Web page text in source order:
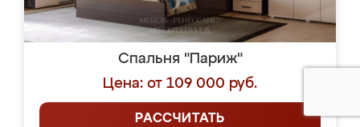
Спальня "Париж"
Цена: от 109 000 руб.
РАССЧИТАТЬ